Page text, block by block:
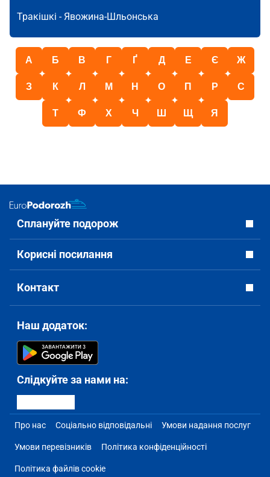
Тракішкі - Явожина-Шльонська
А Б В Г Ґ Д Е Є Ж
З К Л М Н О П Р С
Т Ф Х Ч Ш Щ Я
Сплануйте подорож
Корисні посилання
Контакт
Наш додаток:
Слідкуйте за нами на:
Про нас Соціально відповідальні Умови надання послуг
Умови перевізників Політика конфіденційності
Політика файлів cookie